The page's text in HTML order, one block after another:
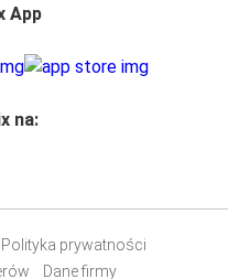
App
na:
Polityka prywatności
Dane firmy